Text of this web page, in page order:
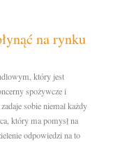
na rynku
który jest
spożywcze i
sobie niemal każdy
który ma pomysł na
odpowiedzi na to